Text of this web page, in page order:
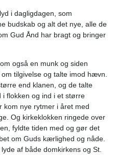
i dagligdagen, som
budskab og alt det nye, alle de
Gud Ånd har bragt og bringer
også en munk og siden
tilgivelse og talte imod hævn.
end klanen, og de talte
i flokken og ind i et større
kom nye rytmer i året med
Og kirkeklokken ringede over
fyldte tiden med og gør det
om Guds kærlighed og nåde.
af både domkirkens og St.